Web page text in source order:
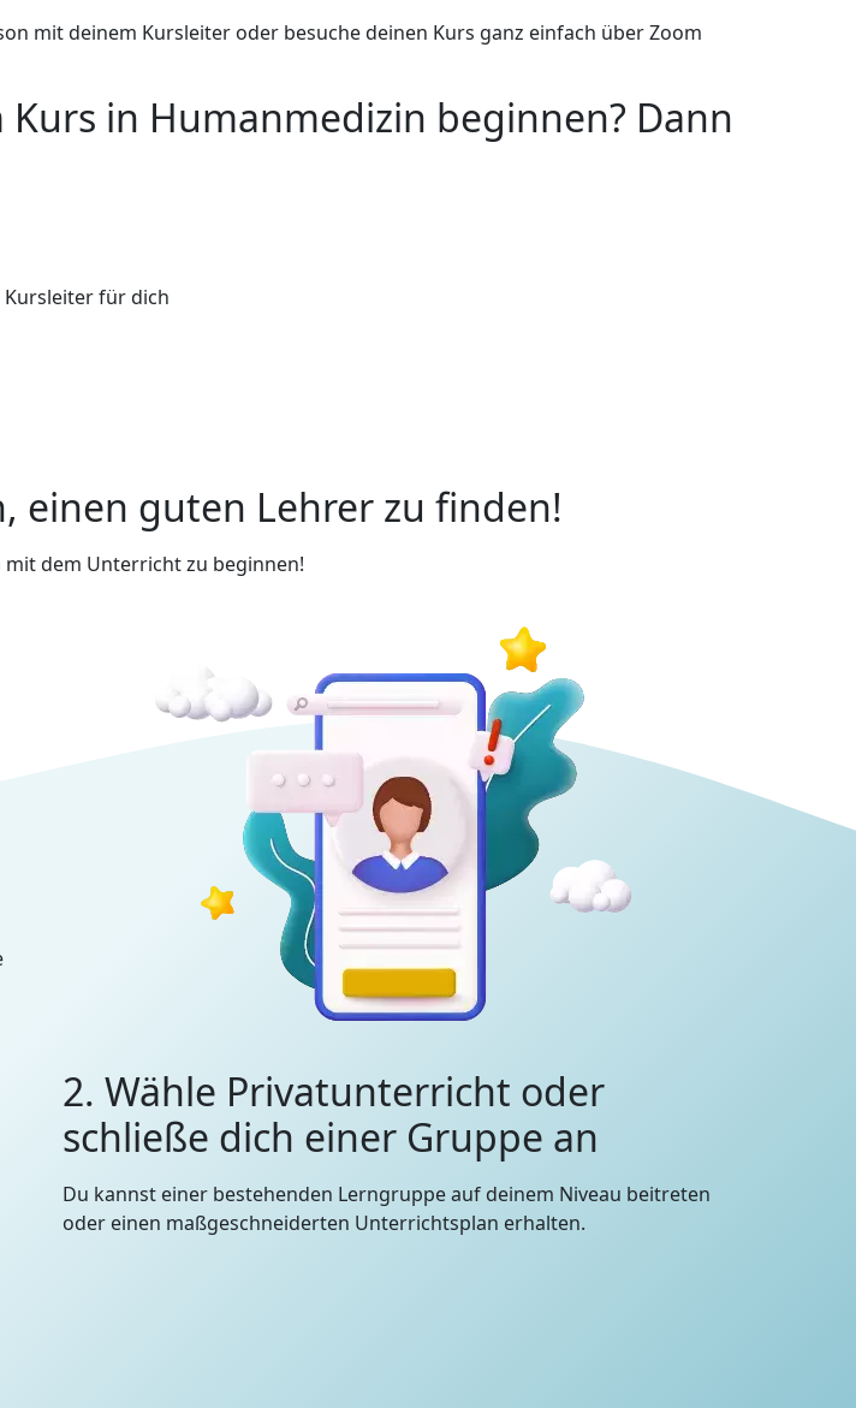
mit deinem Kursleiter oder besuche deinen Kurs ganz einfach über Zoom
in Humanmedizin beginnen? Dann
für dich
einen guten Lehrer zu finden!
dem Unterricht zu beginnen!
2. Wähle Privatunterricht oder
schließe dich einer Gruppe an
Du kannst einer bestehenden Lerngruppe auf deinem Niveau beitreten
oder einen maßgeschneiderten Unterrichtsplan erhalten.